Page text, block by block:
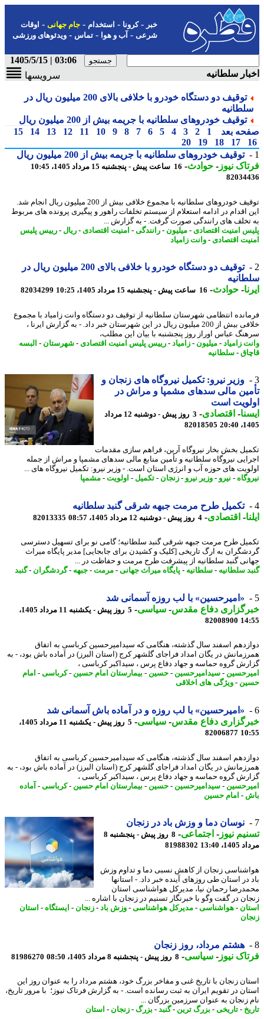
-کرونا-استخدام- جام جهانی-اوقات
شرعی-آب و هوا-تماس-ویدئوهای ورزشی
03:06 | 1405/5/15
سلطانیه
سرویسها
توقیف دو دستگاه خودرو با خلافی بالای 200 میلیون ریال در
توقیف خودروهای سلطانیه با جریمه بیش از 200 میلیون ریال
بعد
1
2
3
4
5
6
7
8
9
10
11
12
13
14
15
17
18
19
20
توقیف خودروهای سلطانیه با جریمه بیش از 200 میلیون ریال
نیوز-حوادث -16 ساعت پیش - پنجشنبه 15 مرداد 1405، 10:45
توقیف خودروهای سلطانیه با مجموع خلافی بیش از 200 میلیون ریال انجام شد.
اقدام در ادامه استعلام از سیستم تخلفات راهور و پیگیری پرونده های مربوط
های رانندگی صورت گرفت. - به گزارش ...
امنیت اقتصادی-میلیون-رانندگی-امنیت اقتصادی-ریال -رییس پلیس
اقتصادی-وانت زامیاد
توقیف دو دستگاه خودرو با خلافی بالای 200 میلیون ریال در
-حوادث -16 ساعت پیش - پنجشنبه 15 مرداد 1405، 10:25 82034299
انتظامی شهرستان سلطانیه از توقیف دو دستگاه وانت زامیاد با مجموع
خلافی بیش از 200 میلیون ریال در این شهرستان خبر داد. - به گزارش ایرنا ،
عباس اوراز روز پنجشنبه با بیان این مطلب،
زامیاد -میلیون-زامیاد -رییس پلیس امنیت اقتصادی-شهرستان-البسه
-سلطانیه
وزیر نیرو: تکمیل نیروگاه های زنجان و
مالی سدهای مشمپا و مراش در
است
-اقتصادی-
3 روز پیش - دوشنبه 12 مرداد
82018505
بخش بخار نیروگاه آرین، فراهم سازی مقدمات
نیروگاه سلطانیه و تأمین منابع مالی سدهای مشمپا و مراش از جمله
های حوزه آب و انرژی استان است. - وزیر نیرو: تکمیل نیروگاه های ...
-نیرو -وزیر نیرو -زنجان-تکمیل-اولویت-مشمپا
تکمیل طرح مرمت جبهه شرقی گنبد سلطانیه
-اقتصادی-4 روز پیش - دوشنبه 12 مرداد 1405، 08:57 82013335
طرح مرمت جبهه شرقی گنبد سلطانیه؛ گامی نو برای تسهیل دسترسی
به ارگ تاریخی [کلیک و کشیدن برای جابجایی] مدیر پایگاه میراث
گنبد سلطانیه از پیشرفت طرح مرمت و حفاظت در ...
سلطانیه-سلطانیه-پایگاه میراث جهانی-مرمت -جبهه-گردشگران- گنبد
«امیرحسین» با لب روزه آسمانی شد
دفاع مقدس-سیاسی-
5 روز پیش - یکشنبه 11 مرداد 1405،
82008900
اسفند سال گذشته، هنگامی که سیدامیرحسین کرباسی به اتفاق
در یگان امداد فراجای گلشهر کرج (استان البرز) در آماده باش بود، - به
گروه حماسه و جهاد دفاع پرس ، سیداکبر کرباسی ،
-سیدامیرحسین-حسین-بیمارستان امام حسین-کرباسی-امام
-ویژگی های اخلاقی
«امیرحسین» با لب روزه و در آماده باش آسمانی شد
دفاع مقدس-سیاسی-
5 روز پیش - یکشنبه 11 مرداد 1405،
82006877
اسفند سال گذشته، هنگامی که سیدامیرحسین کرباسی به اتفاق
در یگان امداد فراجای گلشهر کرج (استان البرز) در آماده باش بود، - به
گروه حماسه و جهاد دفاع پرس ، سیداکبر کرباسی ،
-سیدامیرحسین-حسین-بیمارستان امام حسین-کرباسی-آماده
-امام حسین
نوسان دما و وزش باد در زنجان
نیوز-اجتماعی-
8 روز پیش - پنجشنبه 8
13:40
81988302
زنجان از کاهش نسبی دما و تداوم وزش
در استان طی روزهای آینده خبر داد. - استانها
رحمان نیا، مدیرکل هواشناسی استان
در گفت وگو با خبرنگار تسنیم در زنجان با اشاره ...
-هواشناسی-مدیرکل هواشناسی-وزش باد- زنجان-ایستگاه-استان
هشتم مرداد، روز زنجان
نیوز-سیاسی-8 روز پیش - پنجشنبه 8 مرداد 1405، 08:50 81986270
زنجان با تاریخ غنی و مفاخر بزرگ خود، هشتم مرداد را به عنوان روز این
در تقویم ایران به ثبت رسانده است. - به گزارش فرتاک نیوز؛ با مرور تاریخ،
زنجان به عنوان سرزمین بزرگان ...
- تاریخی -بزرگ ترین- گنبد-بزرگ- زنجان-استان